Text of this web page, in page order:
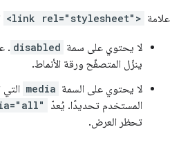
علامة <link rel="stylesheet">
لا يحتوي على سمة disabled
.
ينزّل المتصفّح ورقة الأنماط.
لا يحتوي على السمة media
المستخدم تحديدًا. يُعدّ
تحظر العرض.